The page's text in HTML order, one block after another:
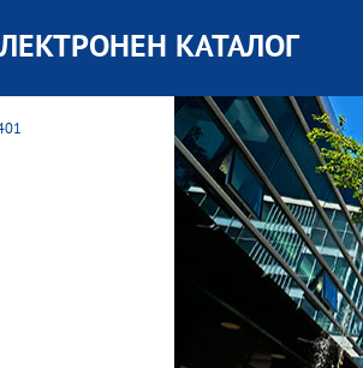
КАТАЛОГ